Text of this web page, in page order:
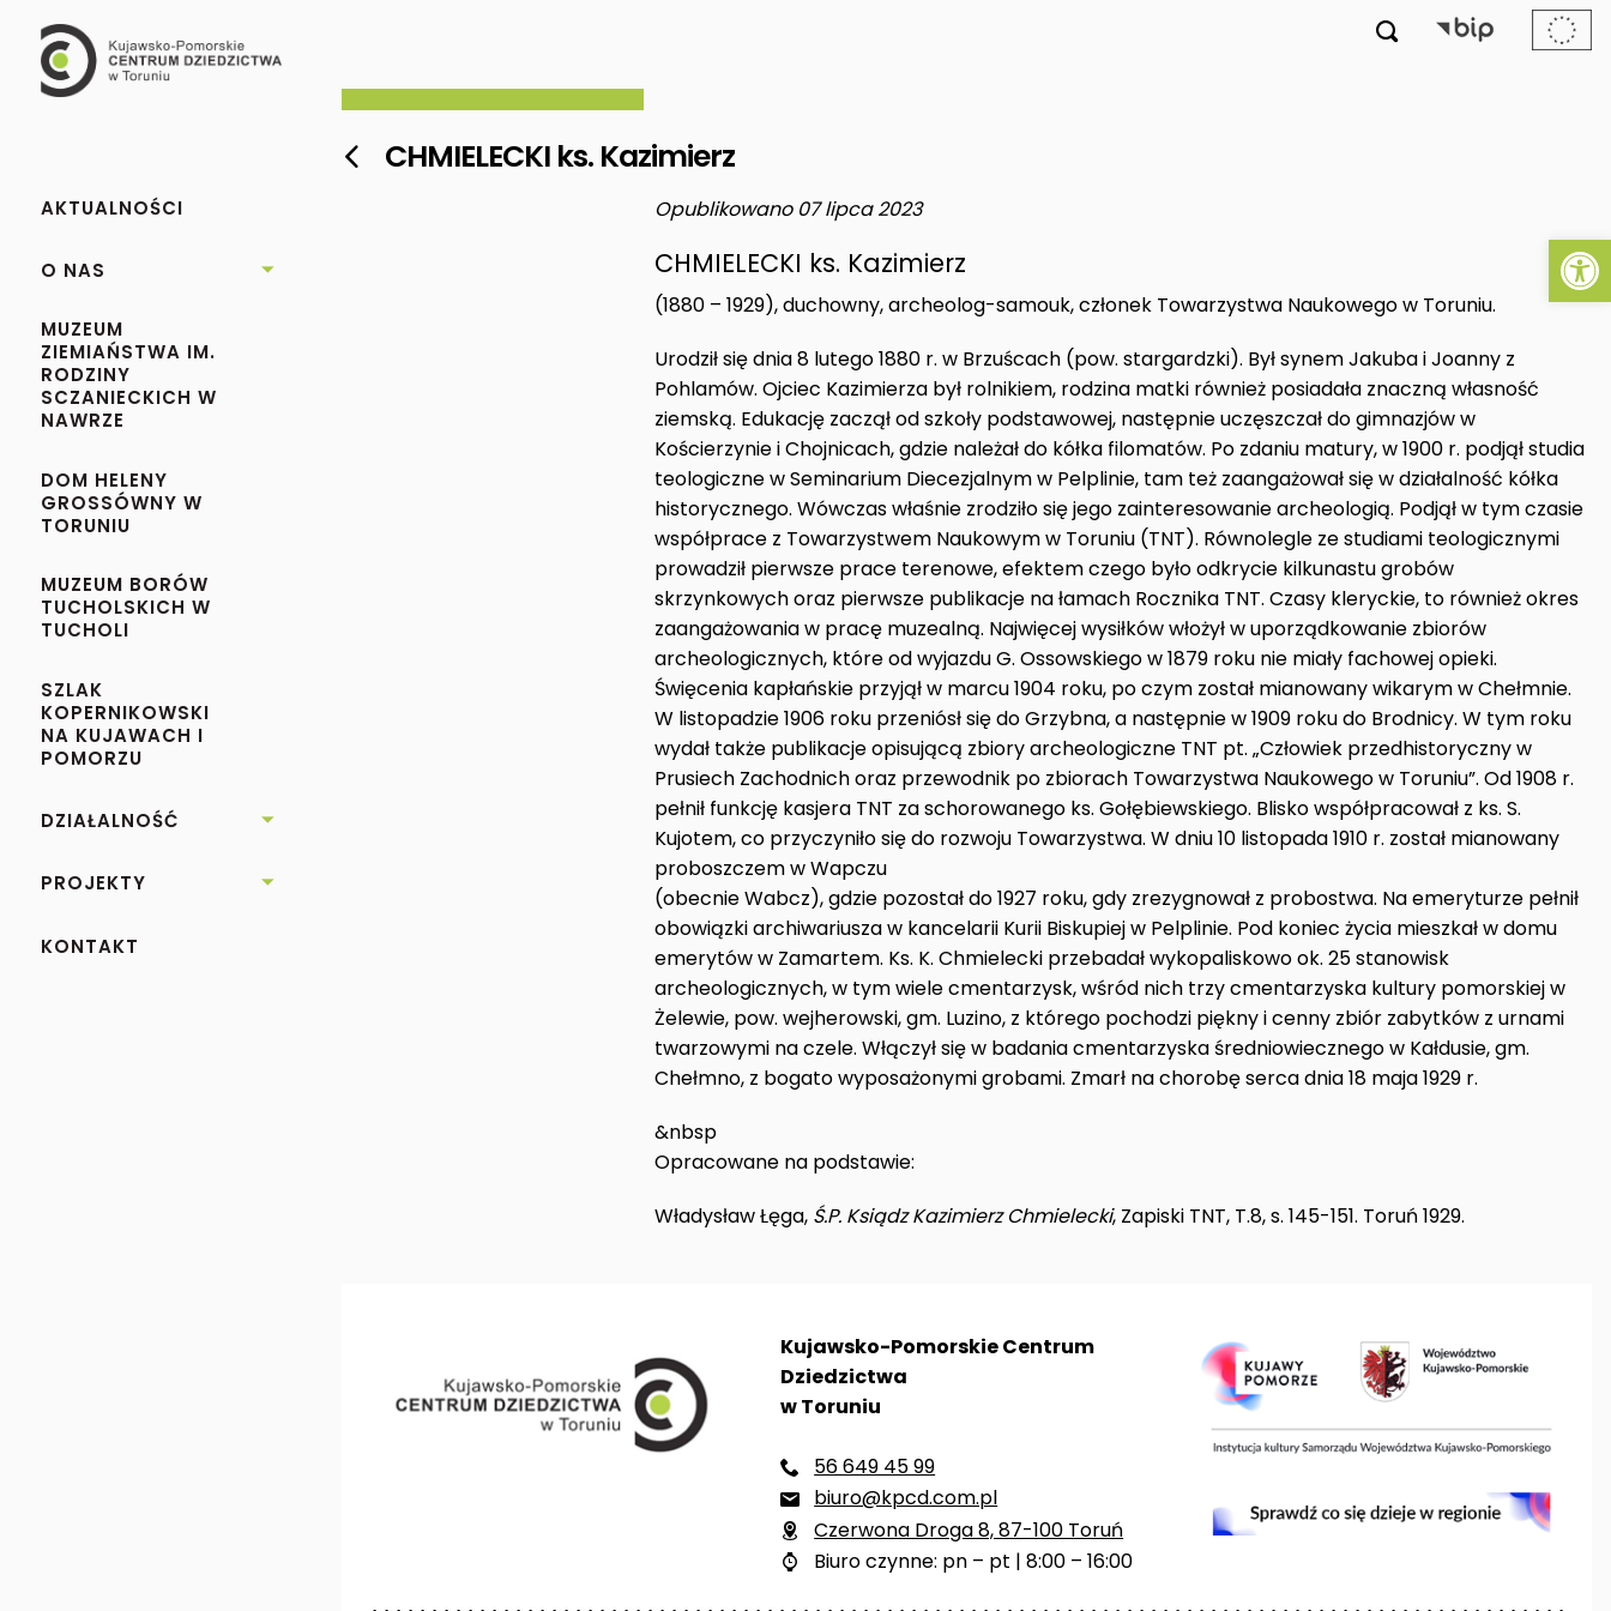
AKTUALNOŚCI
O NAS 
MUZEUM
ZIEMIAŃSTWA IM.
RODZINY
SCZANIECKICH W
NAWRZE
DOM HELENY
GROSSÓWNY W
TORUNIU
MUZEUM BORÓW
TUCHOLSKICH W
TUCHOLI
SZLAK
KOPERNIKOWSKI
NA KUJAWACH I
POMORZU
DZIAŁALNOŚĆ 
PROJEKTY 
KONTAKT

 CHMIELECKI ks. Kazimierz
Opublikowano 07 lipca 2023
CHMIELECKI ks. Kazimierz
(1880 – 1929), duchowny, archeolog-samouk, członek Towarzystwa Naukowego w Toruniu.
Urodził się dnia 8 lutego 1880 r. w Brzuścach (pow. stargardzki). Był synem Jakuba i Joanny z
Pohlamów. Ojciec Kazimierza był rolnikiem, rodzina matki również posiadała znaczną własność
ziemską. Edukację zaczął od szkoły podstawowej, następnie uczęszczał do gimnazjów w
Kościerzynie i Chojnicach, gdzie należał do kółka filomatów. Po zdaniu matury, w 1900 r. podjął studia
teologiczne w Seminarium Diecezjalnym w Pelplinie, tam też zaangażował się w działalność kółka
historycznego. Wówczas właśnie zrodziło się jego zainteresowanie archeologią. Podjął w tym czasie
współprace z Towarzystwem Naukowym w Toruniu (TNT). Równolegle ze studiami teologicznymi
prowadził pierwsze prace terenowe, efektem czego było odkrycie kilkunastu grobów
skrzynkowych oraz pierwsze publikacje na łamach Rocznika TNT. Czasy kleryckie, to również okres
zaangażowania w pracę muzealną. Najwięcej wysiłków włożył w uporządkowanie zbiorów
archeologicznych, które od wyjazdu G. Ossowskiego w 1879 roku nie miały fachowej opieki.
Święcenia kapłańskie przyjął w marcu 1904 roku, po czym został mianowany wikarym w Chełmnie.
W listopadzie 1906 roku przeniósł się do Grzybna, a następnie w 1909 roku do Brodnicy. W tym roku
wydał także publikacje opisującą zbiory archeologiczne TNT pt. „Człowiek przedhistoryczny w
Prusiech Zachodnich oraz przewodnik po zbiorach Towarzystwa Naukowego w Toruniu”. Od 1908 r.
pełnił funkcję kasjera TNT za schorowanego ks. Gołębiewskiego. Blisko współpracował z ks. S.
Kujotem, co przyczyniło się do rozwoju Towarzystwa. W dniu 10 listopada 1910 r. został mianowany
proboszczem w Wapczu
(obecnie Wabcz), gdzie pozostał do 1927 roku, gdy zrezygnował z probostwa. Na emeryturze pełnił
obowiązki archiwariusza w kancelarii Kurii Biskupiej w Pelplinie. Pod koniec życia mieszkał w domu
emerytów w Zamartem. Ks. K. Chmielecki przebadał wykopaliskowo ok. 25 stanowisk
archeologicznych, w tym wiele cmentarzysk, wśród nich trzy cmentarzyska kultury pomorskiej w
Żelewie, pow. wejherowski, gm. Luzino, z którego pochodzi piękny i cenny zbiór zabytków z urnami
twarzowymi na czele. Włączył się w badania cmentarzyska średniowiecznego w Kałdusie, gm.
Chełmno, z bogato wyposażonymi grobami. Zmarł na chorobę serca dnia 18 maja 1929 r.
&nbsp
Opracowane na podstawie:
Władysław Łęga, Ś.P. Ksiądz Kazimierz Chmielecki, Zapiski TNT, T.8, s. 145-151. Toruń 1929.
Kujawsko-Pomorskie Centrum
Dziedzictwa
w Toruniu
 56 649 45 99
 biuro@kpcd.com.pl
 Czerwona Droga 8, 87-100 Toruń
 Biuro czynne: pn – pt | 8:00 – 16:00